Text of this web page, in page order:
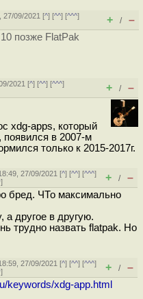
27/09/2021 [^] [^^] [^^^]
+ / –
позже FlatPak
2021 [^] [^^] [^^^]
+ / –
xdg-apps, который
появился в 2007-м
только к 2015-2017г.
27/09/2021 [^] [^^] [^^^]
] + / –
бред. ЧТо максимально
а другое в другую.
трудно назвать flatpak. Но
27/09/2021 [^] [^^] [^^^]
] + / –
keywords/xdg-app.html